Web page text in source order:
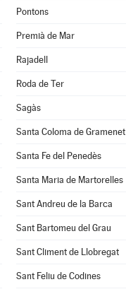
Pontons
Premià de Mar
Rajadell
Roda de Ter
Sagàs
Santa Coloma de Gramenet
Santa Fe del Penedès
Santa Maria de Martorelles
Sant Andreu de la Barca
Sant Bartomeu del Grau
Sant Climent de Llobregat
Sant Feliu de Codines